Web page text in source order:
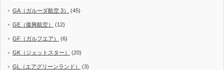
GA（ガルーダ航空 3） (45)
GE（復興航空） (12)
GF（ガルフエア） (6)
GK（ジェットスター） (20)
GL（エアグリーンランド） (3)